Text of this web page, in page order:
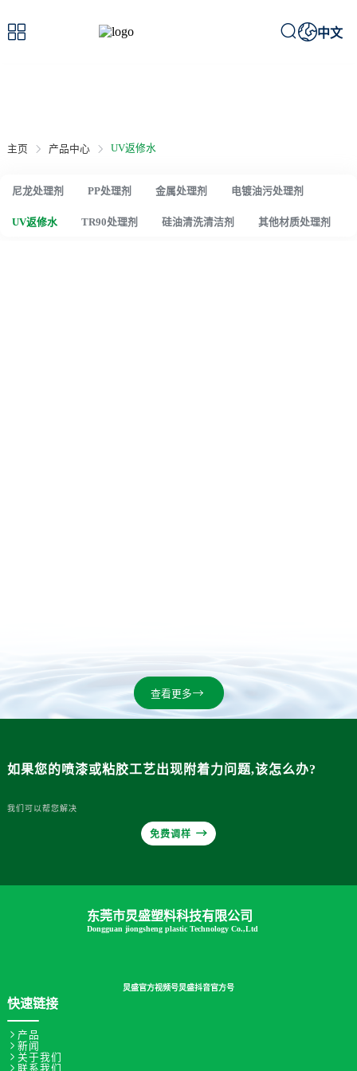
 中文
主页 产品中心 UV返修水
尼龙处理剂 PP处理剂 金属处理剂 电镀油污处理剂
UV返修水 TR90处理剂 硅油清洗清洁剂 其他材质处理剂
查看更多
如果您的喷漆或粘胶工艺出现附着力问题,该怎么办?
我们可以帮您解决
免费调样 
东莞市炅盛塑料科技有限公司
Dongguan jiongsheng plastic Technology Co.,Ltd
炅盛官方视频号炅盛抖音官方号
快速链接
 产品
 新闻
 关于我们
 联系我们